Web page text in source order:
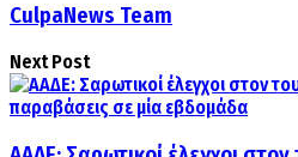
CulpaNews Team
Next Post